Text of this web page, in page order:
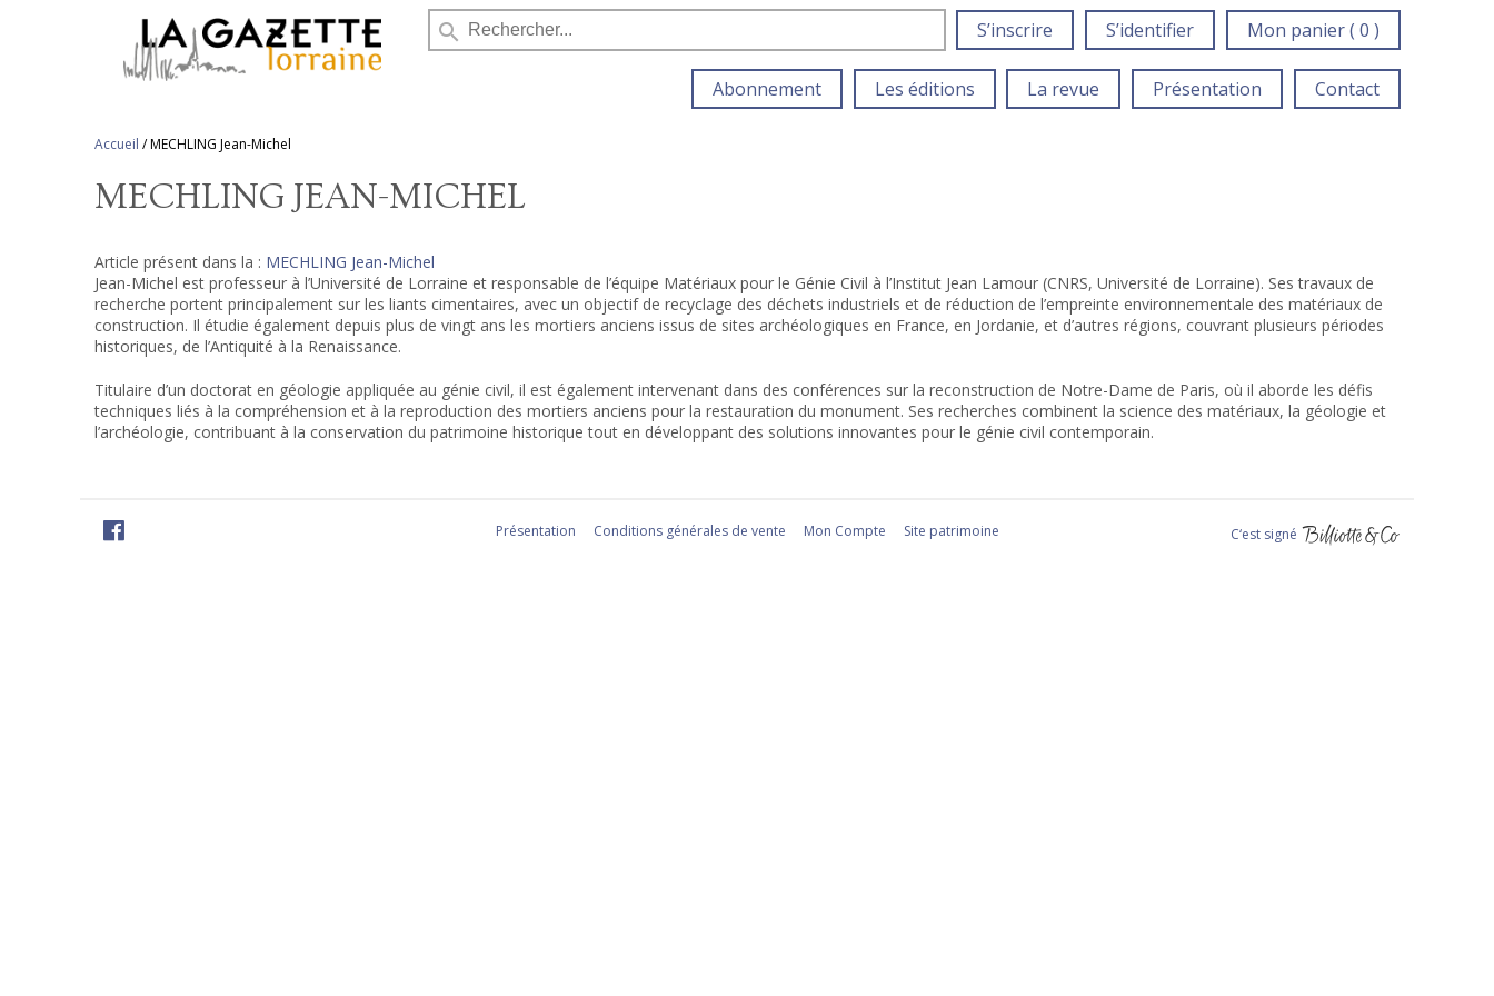
search S’inscrire S’identifier Mon panier ( 0 )
Abonnement Les éditions La revue Présentation Contact
Accueil /MECHLING Jean-Michel
MECHLING JEAN-MICHEL
Article présent dans la : MECHLING Jean-Michel
Jean-Michel est professeur à l’Université de Lorraine et responsable de l’équipe Matériaux pour le Génie Civil à l’Institut Jean Lamour (CNRS, Université de Lorraine). Ses travaux de
recherche portent principalement sur les liants cimentaires, avec un objectif de recyclage des déchets industriels et de réduction de l’empreinte environnementale des matériaux de
construction. Il étudie également depuis plus de vingt ans les mortiers anciens issus de sites archéologiques en France, en Jordanie, et d’autres régions, couvrant plusieurs périodes
historiques, de l’Antiquité à la Renaissance.
Titulaire d’un doctorat en géologie appliquée au génie civil, il est également intervenant dans des conférences sur la reconstruction de Notre-Dame de Paris, où il aborde les défis
techniques liés à la compréhension et à la reproduction des mortiers anciens pour la restauration du monument. Ses recherches combinent la science des matériaux, la géologie et
l’archéologie, contribuant à la conservation du patrimoine historique tout en développant des solutions innovantes pour le génie civil contemporain.
Présentation Conditions générales de vente Mon Compte Site patrimoine C‘est signé